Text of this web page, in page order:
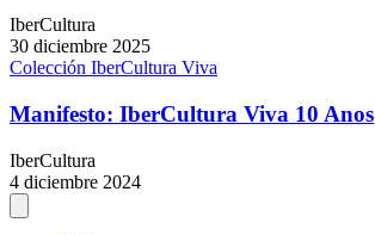
IberCultura
30 diciembre 2025
Colección IberCultura Viva
Manifesto: IberCultura Viva 10 Anos
IberCultura
4 diciembre 2024